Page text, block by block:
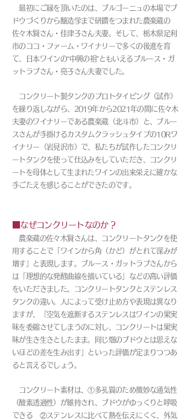
最初にご縁を頂いたのは、ブルゴーニュの本場でブ
ドウづくりから醸造学まで研鑽をつまれた農楽蔵の
佐々木賢さん・佳津子さん夫妻。そして、栃木県足利
市のココ・ファーム・ワイナリーで多くの後進を育
て、日本ワインの“中興の祖”ともいえるブルース・ガ
ットラブさん・亮子さん夫妻でした。
コンクリート製タンクのプロトタイピング（試作）
を繰り返しながら、2019年から2021年の間に佐々木
夫妻のワイナリーである農楽蔵（北斗市）と、ブルー
スさんが手掛けるカスタムクラッシュタイプの10Rワ
イナリー（岩見沢市）で、私たちが試作したコンクリ
ートタンクを使って仕込みをしていただき、コンクリ
ートを母体として生まれたワインの出来栄えに確かな
手ごたえを感じることができたのです。
■なぜコンクリートなのか？
農楽蔵の佐々木賢さんは、コンクリートタンクを使
用することで「ワインから角（かど）がとれて深みが
増す」と表現します。ブルース・ガットラブさんから
は「理想的な発酵曲線を描いている」などの高い評価
をいただきました。コンクリートタンクとステンレス
タンクの違い。人によって受け止め方や表現は異なり
ますが、「空気を遮断するステンレスはワインの果実
味を委縮させてしまうのに対し、コンクリートは果実
味が生き生きとしたまま。同じ畑のブドウとは思えな
いほどの差を生み出す」といった評価が定まりつつあ
ると言えるでしょう。
コンクリート素材は、①多孔質のため微妙な通気性
（酸素透過性）が維持され、ブドウがゆっくりと呼吸
できる ②ステンレスに比べて熱を伝えにくく、外気